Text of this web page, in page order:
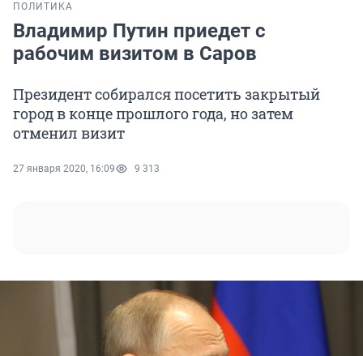
ПОЛИТИКА
Владимир Путин приедет с
рабочим визитом в Саров
Президент собирался посетить закрытый
город в конце прошлого года, но затем
отменил визит
27 января 2020, 16:09 9 313